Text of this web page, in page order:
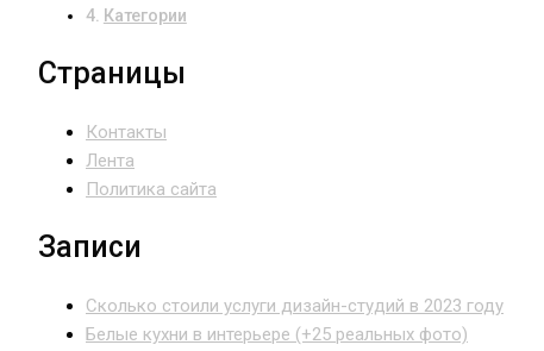
Категории
Страницы
Контакты
Лента
Политика сайта
Записи
Сколько стоили услуги дизайн-студий в 2023 году
Белые кухни в интерьере (+25 реальных фото)